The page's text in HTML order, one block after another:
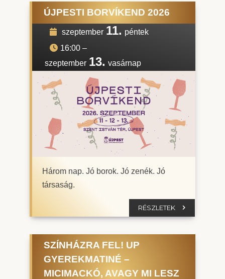
ÚJPESTI BORVÍKEND 2026
szeptember 11. péntek
16:00 –
szeptember 13. vasárnap
Három nap. Jó borok. Jó zenék. Jó
társaság.
RÉSZLETEK
SZÍNHÁZRA FEL! UP
GYEREKMATINÉ –
MICIMACKÓ, AVAGY MI LESZ